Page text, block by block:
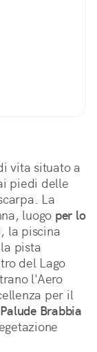
vita situato a
piedi delle
La
luogo per lo
la piscina
pista
del Lago
l'Aero
per il
Brabbia